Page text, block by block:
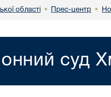
області • Прес-центр •
суд